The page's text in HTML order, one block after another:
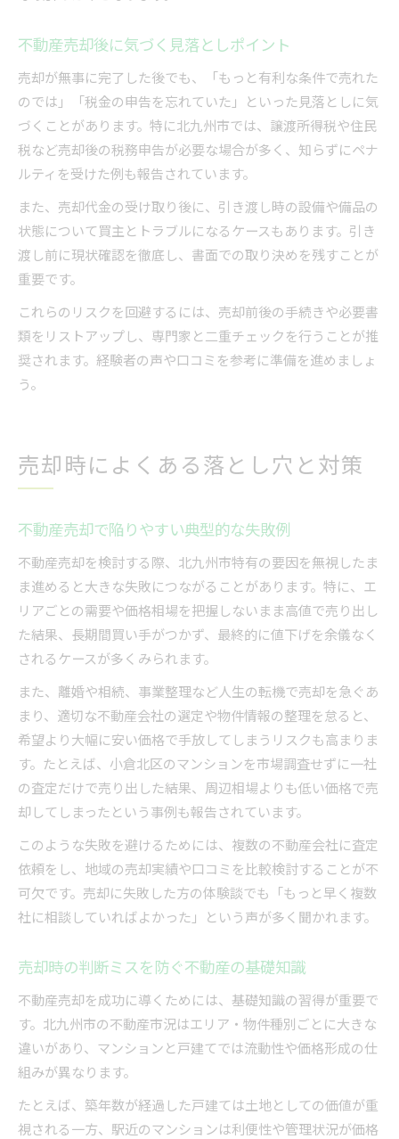
不動産売却後に気づく見落としポイント
売却が無事に完了した後でも、「もっと有利な条件で売れた
のでは」「税金の申告を忘れていた」といった見落としに気
づくことがあります。特に北九州市では、譲渡所得税や住民
税など売却後の税務申告が必要な場合が多く、知らずにペナ
ルティを受けた例も報告されています。
また、売却代金の受け取り後に、引き渡し時の設備や備品の
状態について買主とトラブルになるケースもあります。引き
渡し前に現状確認を徹底し、書面での取り決めを残すことが
重要です。
これらのリスクを回避するには、売却前後の手続きや必要書
類をリストアップし、専門家と二重チェックを行うことが推
奨されます。経験者の声や口コミを参考に準備を進めましょ
う。
売却時によくある落とし穴と対策
不動産売却で陥りやすい典型的な失敗例
不動産売却を検討する際、北九州市特有の要因を無視したま
ま進めると大きな失敗につながることがあります。特に、エ
リアごとの需要や価格相場を把握しないまま高値で売り出し
た結果、長期間買い手がつかず、最終的に値下げを余儀なく
されるケースが多くみられます。
また、離婚や相続、事業整理など人生の転機で売却を急ぐあ
まり、適切な不動産会社の選定や物件情報の整理を怠ると、
希望より大幅に安い価格で手放してしまうリスクも高まりま
す。たとえば、小倉北区のマンションを市場調査せずに一社
の査定だけで売り出した結果、周辺相場よりも低い価格で売
却してしまったという事例も報告されています。
このような失敗を避けるためには、複数の不動産会社に査定
依頼をし、地域の売却実績や口コミを比較検討することが不
可欠です。売却に失敗した方の体験談でも「もっと早く複数
社に相談していればよかった」という声が多く聞かれます。
売却時の判断ミスを防ぐ不動産の基礎知識
不動産売却を成功に導くためには、基礎知識の習得が重要で
す。北九州市の不動産市況はエリア・物件種別ごとに大きな
違いがあり、マンションと戸建てでは流動性や価格形成の仕
組みが異なります。
たとえば、築年数が経過した戸建ては土地としての価値が重
視される一方、駅近のマンションは利便性や管理状況が価格